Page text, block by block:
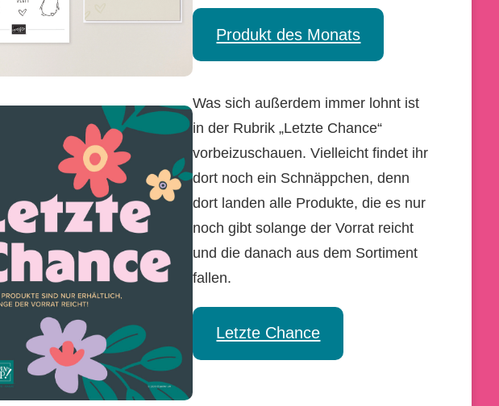
Produkt des Monats
Was sich außerdem immer lohnt ist
in der Rubrik „Letzte Chance“
vorbeizuschauen. Vielleicht findet ihr
dort noch ein Schnäppchen, denn
dort landen alle Produkte, die es nur
noch gibt solange der Vorrat reicht
und die danach aus dem Sortiment
fallen.
Letzte Chance